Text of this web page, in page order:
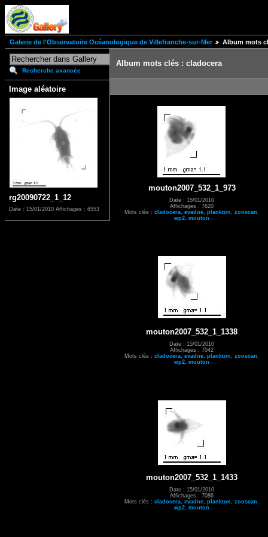
Galerie de l'Observatoire Océanologique de Villefranche-sur-Mer Album mots
Recherche avancée
Image aléatoire
rg20090722_1_12
Date : 15/01/2010 Affichages : 6553
Album mots clés : cladocera
mouton2007_532_1_973
Date : 15/01/2010
Affichages : 7620
Mots clés : cladocera evadne plankton zooscan
wp2 mouton
mouton2007_532_1_1338
Date : 15/01/2010
Affichages : 7042
Mots clés : cladocera evadne plankton zooscan
wp2 mouton
mouton2007_532_1_1433
Date : 15/01/2010
Affichages : 7086
Mots clés : cladocera evadne plankton zooscan
wp2 mouton